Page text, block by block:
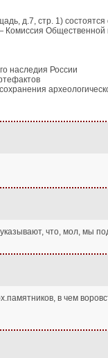
д.7, стр. 1)
Общественной
наследия России
что, мол, мы
в чем